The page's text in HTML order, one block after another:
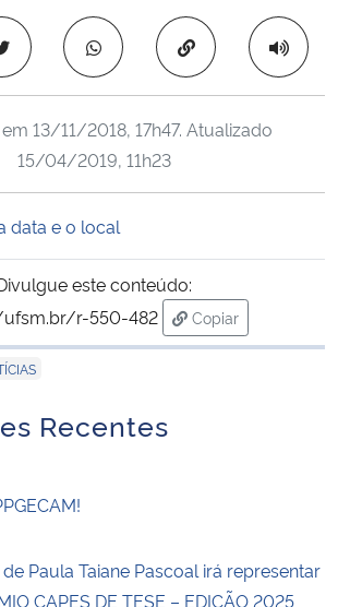
Inovações e Comunicações
Regional
Copiar para área
13/11/2018, 17h47. Atualizado
15/04/2019, 11h23
data e o local
este conteúdo:
r-550-482
Copiar
para área de
Recentes
Paula Taiane Pascoal irá representar
CAPES DE TESE – EDIÇÃO 2025